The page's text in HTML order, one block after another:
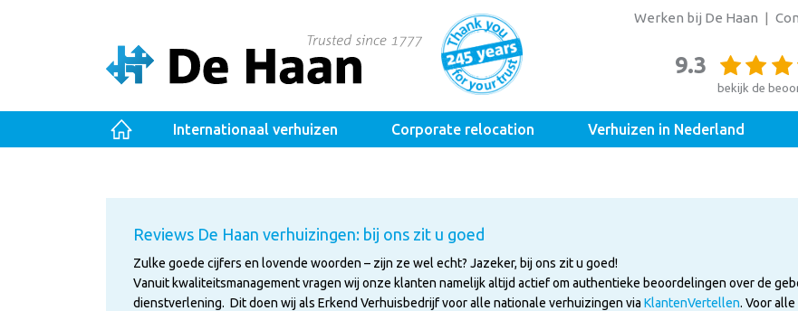
Werken bij De Haan
bekijk de
9.3
Internationaal verhuizen Corporate relocation Verhuizen in Nederland
Reviews De Haan verhuizingen: bij ons zit u goed
Zulke goede cijfers en lovende woorden – zijn ze wel echt? Jazeker, bij ons zit u goed!
Vanuit kwaliteitsmanagement vragen wij onze klanten namelijk altijd actief om authentieke beoordelingen over de
dienstverlening. Dit doen wij als Erkend Verhuisbedrijf voor alle nationale verhuizingen via KlantenVertellen. Voor alle